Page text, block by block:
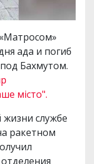
ада и погиб
Бахмутом.
місто".
жизни службе
ракетном